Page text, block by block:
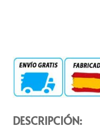
DESCRIPCIÓN: